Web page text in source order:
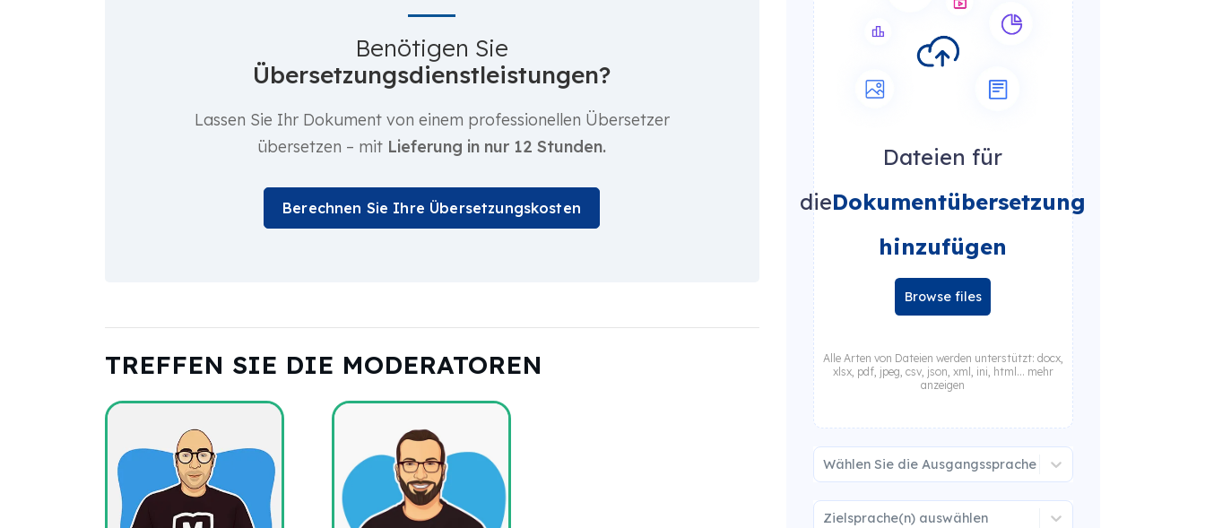
Benötigen Sie
Übersetzungsdienstleistungen?
Lassen Sie Ihr Dokument von einem professionellen Übersetzer
übersetzen – mit Lieferung in nur 12 Stunden.
Berechnen Sie Ihre Übersetzungskosten
TREFFEN SIE DIE MODERATOREN
Dateien für
dieDokumentübersetzung
hinzufügen
Browse files
Alle Arten von Dateien werden unterstützt: docx,
xlsx, pdf, jpeg, csv, json, xml, ini, html... mehr
anzeigen
Wählen Sie die Ausgangssprache
Zielsprache(n) auswählen